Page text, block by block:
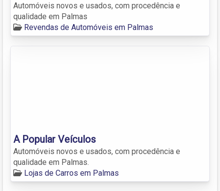
Automóveis novos e usados, com procedência e
qualidade em Palmas
Revendas de Automóveis em Palmas
A Popular Veículos
Automóveis novos e usados, com procedência e
qualidade em Palmas.
Lojas de Carros em Palmas